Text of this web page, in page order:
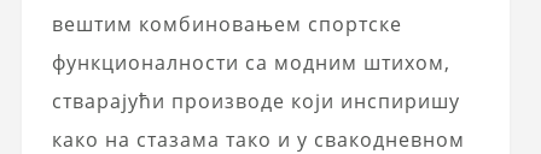
вештим комбиновањем спортске
функционалности са модним штихом,
стварајући производе који инспиришу
како на стазама тако и у свакодневном